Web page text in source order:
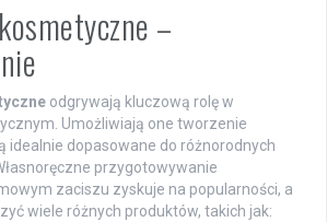
–
odgrywają kluczową rolę w
Umożliwiają one tworzenie
idealnie dopasowane do różnorodnych
przygotowywanie
zaciszu zyskuje na popularności, a
wiele różnych produktów, takich jak: